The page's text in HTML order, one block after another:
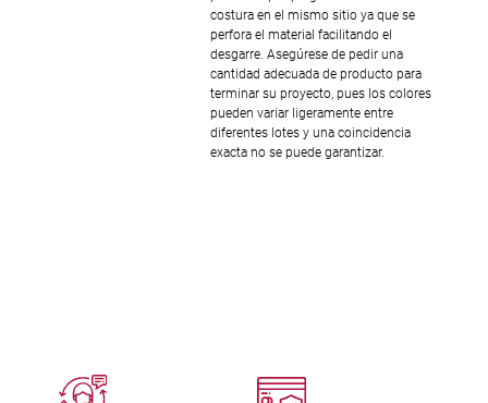
costura en el mismo sitio ya que se
perfora el material facilitando el
desgarre. Asegúrese de pedir una
cantidad adecuada de producto para
terminar su proyecto, pues los colores
pueden variar ligeramente entre
diferentes lotes y una coincidencia
exacta no se puede garantizar.